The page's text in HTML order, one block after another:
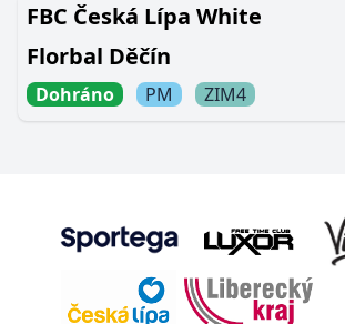
FBC Česká Lípa White
Florbal Děčín
Dohráno PM ZIM4